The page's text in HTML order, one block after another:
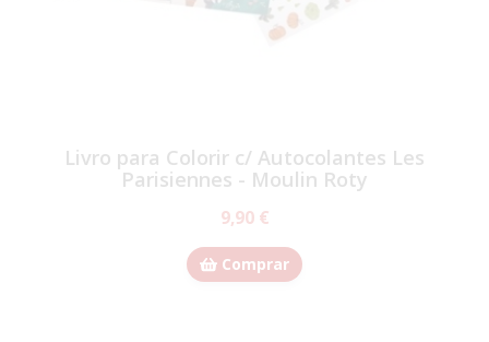
Livro para Colorir c/ Autocolantes Les
Parisiennes - Moulin Roty
9,90 €
Comprar